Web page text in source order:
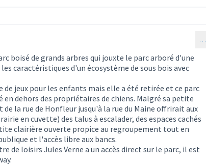
…
boisé de grands arbres qui jouxte le parc arboré d'une
caractéristiques d'un écosystème de sous bois avec
jeux pour les enfants mais elle a été retirée et ce parc
dehors des propriétaires de chiens. Malgré sa petite
la rue de Honfleur jusqu'à la rue du Maine offrirait aux
en cuvette) des talus à escalader, des espaces cachés
clairière ouverte propice au regroupement tout en
et l'accès libre aux bancs.
de loisirs Jules Verne a un accès direct sur le parc, il est